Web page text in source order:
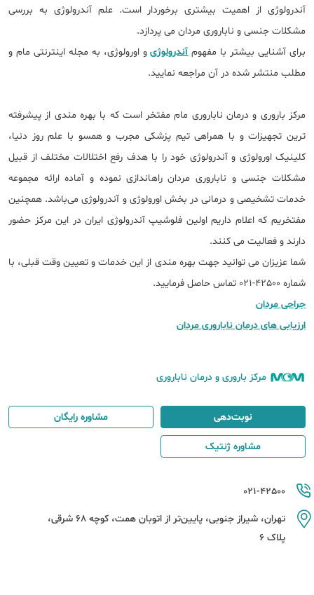
آندرولوژی از اهمیت بیشتری برخوردار است. علم آندرولوژی به بررسی
مشکلات جنسی و ناباروری مردان می پردازد.
برای آشنایی بیشتر با مفهومآندرولوژیو اورولوژی، به مجله اینترنتی مام و
مطلب منتشر شده در آن مراجعه نمایید.
مرکز باروری و درمان ناباروری مام مفتخر است که با بهره مندی از پیشرفته
ترین تجهیزات و با همراهی تیم پزشکی مجرب و همسو با علم روز دنیا،
کلینیک اورولوژی و آندرولوژی خود را با هدف رفع اختلالات مختلف از قبیل
مشکلات جنسی و ناباروری مردان راه‎اندازی نموده و آماده ارائه مجموعه
خدمات تشخیصی و درمانی در بخش اورولوژی و آندرولوژی می‌باشد. همچنین
مفتخریم که اعلام داریم اولین فلوشیپ آندرولوژی ایران در این مرکز حضور
دارند و فعالیت می کنند.
شما عزیزان می توانید جهت بهره مندی از این خدمات و تعیین وقت قبلی، با
شماره 42500-021 تماس حاصل فرمایید.​
جراحی مردان
ارزیابی های درمان ناباروری مردان
مرکز باروری و درمان ناباروری
021-42500
تهران، شیراز جنوبی، پایین‌تر از اتوبان همت، کوچه 68 شرقی،
پلاک 6
نوبت‌دهی مشاوره رایگان
مشاوره ژنتیک